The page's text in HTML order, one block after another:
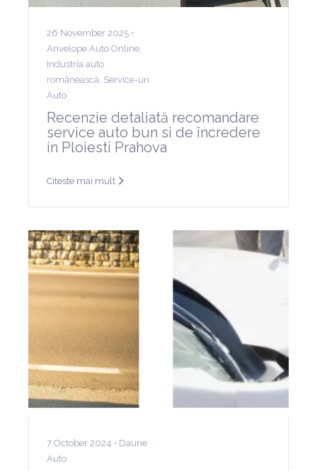
26 November 2025 •
Anvelope Auto Online
Industria auto
românească Service-uri
Auto
Recenzie detaliată recomandare
service auto bun si de încredere
in Ploiesti Prahova
Citeste mai mult
7 October 2024 • Daune
Auto